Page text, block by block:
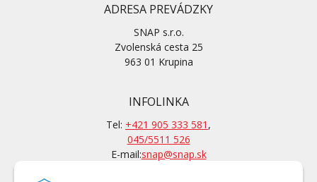
ADRESA PREVÁDZKY
SNAP s.r.o.
Zvolenská cesta 25
963 01 Krupina
INFOLINKA
Tel: +421 905 333 581 ,
045/5511 526
E-mail:snap@snap.sk